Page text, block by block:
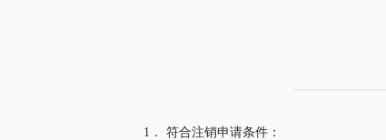
1． 符合注销申请条件：